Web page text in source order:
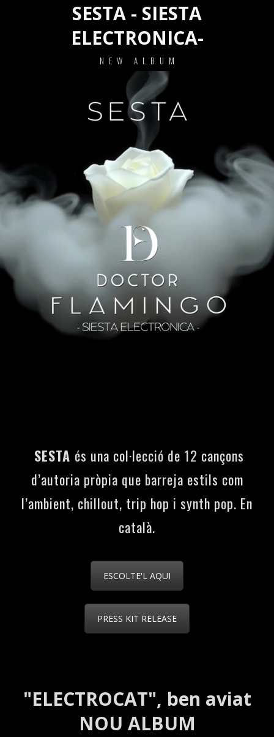
SESTA - SIESTA
ELECTRONICA-
NEW ALBUM
SESTA és una col·lecció de 12 cançons
d’autoria pròpia que barreja estils com
l’ambient, chillout, trip hop i synth pop. En
català.
ESCOLTE'L AQUI
PRESS KIT RELEASE
"ELECTROCAT", ben aviat
NOU ALBUM